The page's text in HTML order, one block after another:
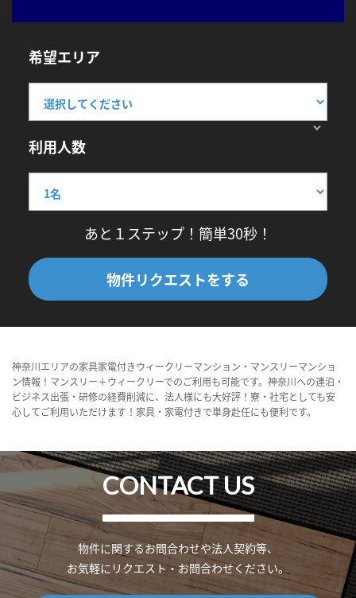
希望エリア
利用人数
あと１ステップ！簡単30秒！
物件リクエストをする
神奈川エリアの家具家電付きウィークリーマンション・マンスリーマンショ
ン情報！マンスリー＋ウィークリーでのご利用も可能です。神奈川への連泊・
ビジネス出張・研修の経費削減に、法人様にも大好評！寮・社宅としても安
心してご利用いただけます！家具・家電付きで単身赴任にも便利です。
CONTACT US
物件に関するお問合わせや法人契約等、
お気軽にリクエスト・お問合わせください。